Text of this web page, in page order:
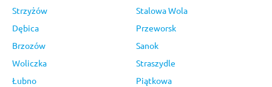
Strzyżów
Stalowa Wola
Dębica
Przeworsk
Brzozów
Sanok
Woliczka
Straszydle
Łubno
Piątkowa